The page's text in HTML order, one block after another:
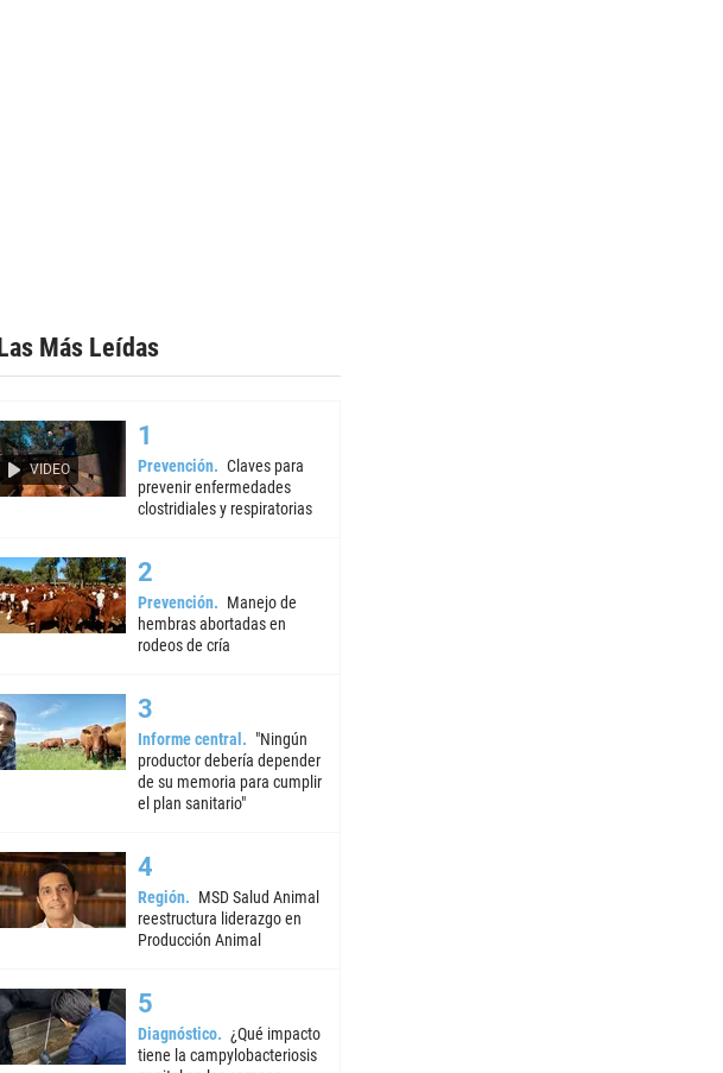
Las Más Leídas
VIDEO Prevención
Claves para
prevenir enfermedades
clostridiales y respiratorias
Prevención
Manejo de
hembras abortadas en
rodeos de cría
Informe central
"Ningún
productor debería depender
de su memoria para cumplir
el plan sanitario"
Región
MSD Salud Animal
reestructura liderazgo en
Producción Animal
Diagnóstico
¿Qué impacto
tiene la campylobacteriosis